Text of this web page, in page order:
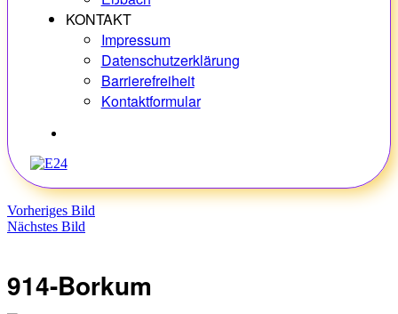
KONTAKT
Impressum
Datenschutzerklärung
Barrierefreiheit
Kontaktformular
Vorheriges Bild
Nächstes Bild
914-Borkum